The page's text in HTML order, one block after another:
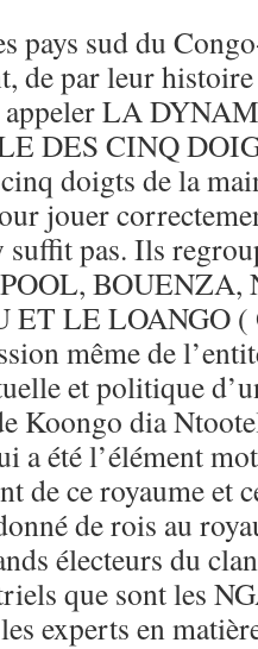
pays sud du
de par leur
appeler LA
DES CINQ
doigts de la
jouer
suffit pas. Ils
ET LE LOANGO
même de
et politique
Koongo dia
a été l’élément
de ce royaume et
de rois au
électeurs du
que sont les
experts en